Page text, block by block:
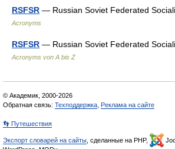
RSFSR — Russian Soviet Federated
Acronyms
RSFSR — Russian Soviet Federated
Acronyms von A bis Z
© Академик, 2000-2026
Обратная связь: Техподдержка Реклама на сайте
👣 Путешествия
Экспорт словарей на сайты , сделанные на PHP,